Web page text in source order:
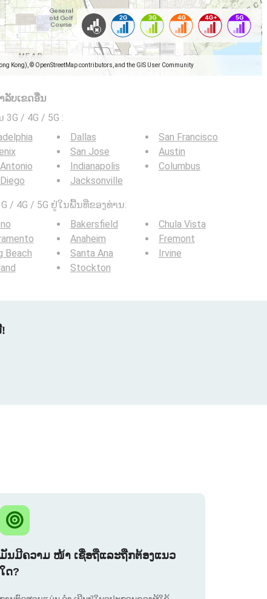
Kong), © OpenStreetMap contributors, and the GIS User Community
ລັບເຂດອື່ນ
/ 4G / 5G :
Dallas
San Jose
Indianapolis
Jacksonville
San Francisco
Austin
Columbus
/ 4G / 5G ຢູ່ໃນພື້ນທີ່ຂອງທ່ານ:
Beach
Bakersfield
Anaheim
Santa Ana
Stockton
Chula Vista
Fremont
Irvine
ມັນມີຄວາມ ໜ້າ ເຊື່ອຖືແລະຖືກຕ້ອງແນວ
ໃດ?